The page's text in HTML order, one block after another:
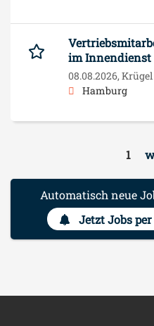
im Innendienst
08.08.2026,
Hamburg
1
Automatisch neue
Jetzt Jobs